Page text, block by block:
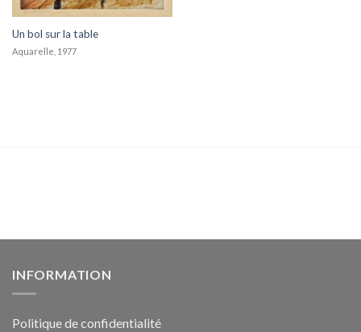
Un bol sur la table
Aquarelle, 1977
INFORMATION
Politique de confidentialité